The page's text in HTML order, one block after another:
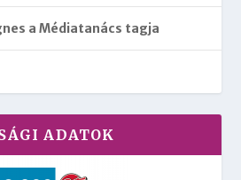
a Médiatanács tagja
ADATOK